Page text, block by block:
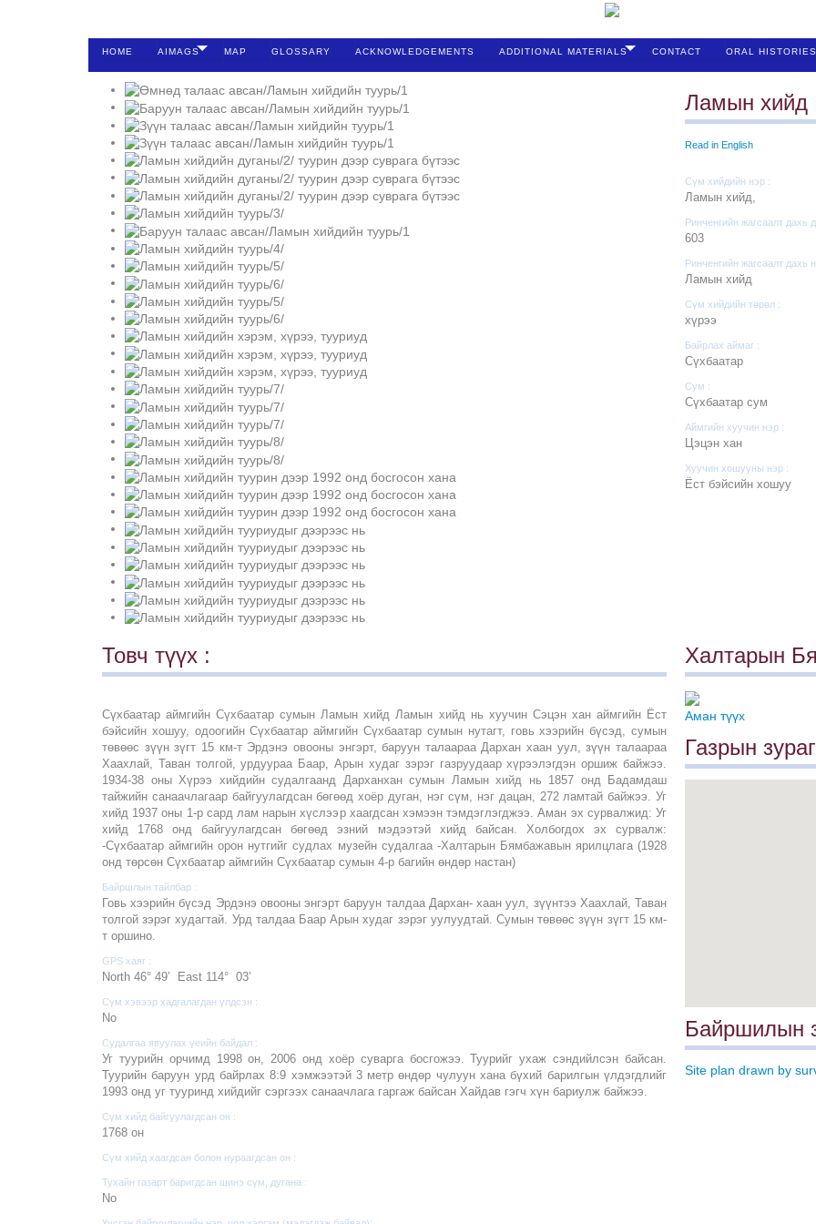
HOME AIMAGS MAP GLOSSARY ACKNOWLEDGEMENTS ADDITIONAL MATERIALS CONTACT ORAL HISTORIES
Ламын хийд
Read in English
Сүм хийдийн нэр :
Ламын хийд,
Ринченгийн жагсаалт дахь
603
Ринченгийн жагсаалт дахь
Ламын хийд
Сүм хийдийн төрөл :
хүрээ
Байрлах аймаг :
Сүхбаатар
Сум :
Сүхбаатар сум
Аймгийн хуучин нэр :
Цэцэн хан
Хуучин хошууны нэр :
Ёст бэйсийн хошуу
Товч түүх :
Сүхбаатар аймгийн Сүхбаатар сумын Ламын хийд Ламын хийд нь хуучин Сэцэн хан аймгийн Ёст
бэйсийн хошуу, одоогийн Сүхбаатар аймгийн Сүхбаатар сумын нутагт, говь хээрийн бүсэд, сумын
төвөөс зүүн зүгт 15 км-т Эрдэнэ овооны энгэрт, баруун талаараа Дархан хаан уул, зүүн талаараа
Хаахлай, Таван толгой, урдуураа Баар, Арын худаг зэрэг газруудаар хүрээлэгдэн оршиж байжээ.
1934-38 оны Хүрээ хийдийн судалгаанд Дарханхан сумын Ламын хийд нь 1857 онд Бадамдаш
тайжийн санаачлагаар байгуулагдсан бөгөөд хоёр дуган, нэг сүм, нэг дацан, 272 ламтай байжээ. Уг
хийд 1937 оны 1-р сард лам нарын хүслээр хаагдсан хэмээн тэмдэглэгджээ. Аман эх сурвалжид: Уг
хийд 1768 онд байгуулагдсан бөгөөд эзний мэдээтэй хийд байсан. Холбогдох эх сурвалж:
-Сүхбаатар аймгийн орон нутгийг судлах музейн судалгаа -Халтарын Бямбажавын ярилцлага (1928
онд төрсөн Сүхбаатар аймгийн Сүхбаатар сумын 4-р багийн өндөр настан)
Байршлын тайлбар :
Говь хээрийн бүсэд Эрдэнэ овооны энгэрт баруун талдаа Дархан- хаан уул, зүүнтээ Хаахлай, Таван
толгой зэрэг худагтай. Урд талдаа Баар Арын худаг зэрэг уулуудтай. Сумын төвөөс зүүн зүгт 15 км-
т оршино.
GPS хаяг :
North 46° 49’ East 114° 03’
Сүм хэвээр хадгалагдан үлдсэн :
No
Судалгаа явуулах үеийн байдал :
Уг туурийн орчимд 1998 он, 2006 онд хоёр суварга босгожээ. Туурийг ухаж сэндийлсэн байсан.
Туурийн баруун урд байрлах 8:9 хэмжээтэй 3 метр өндөр чулуун хана бүхий барилгын үлдэгдлийг
1993 онд уг тууринд хийдийг сэргээх санаачлага гаргаж байсан Хайдав гэгч хүн бариулж байжээ.
Сүм хийд байгуулагдсан он :
1768 он
Сүм хийд хаагдсан болон нураагдсан он :
Тухайн газарт баригдсан шинэ сүм, дугана :
No
Халтарын
Аман түүх
Газрын
Байршилын
Site plan drawn by